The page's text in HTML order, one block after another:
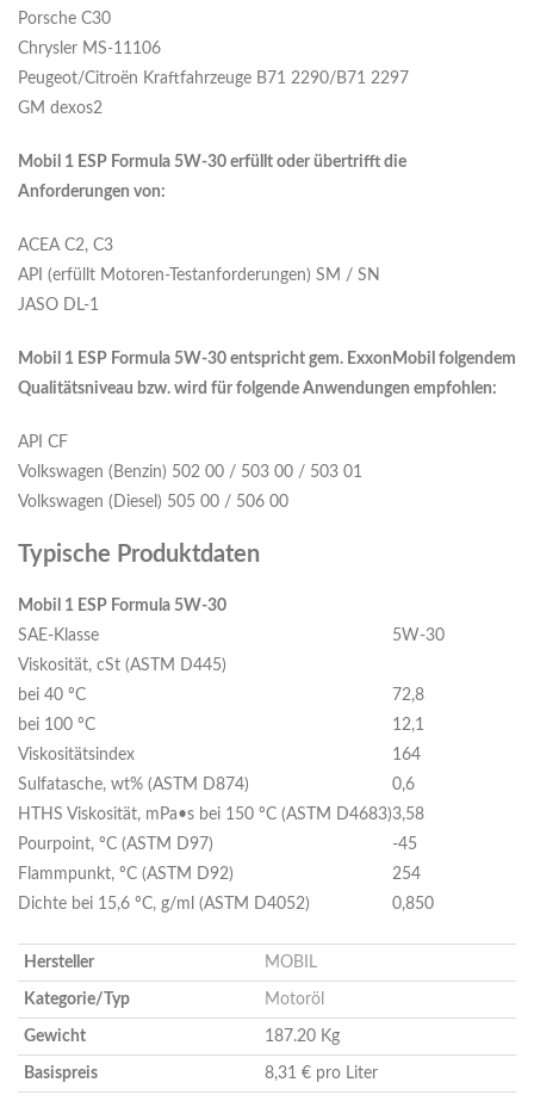
Porsche C30
Chrysler MS-11106
Peugeot/Citroën Kraftfahrzeuge B71 2290/B71 2297
GM dexos2
Mobil 1 ESP Formula 5W-30 erfüllt oder übertrifft die
Anforderungen von:
ACEA C2, C3
API (erfüllt Motoren-Testanforderungen) SM / SN
JASO DL-1
Mobil 1 ESP Formula 5W-30 entspricht gem. ExxonMobil folgendem
Qualitätsniveau bzw. wird für folgende Anwendungen empfohlen:
API CF
Volkswagen (Benzin) 502 00 / 503 00 / 503 01
Volkswagen (Diesel) 505 00 / 506 00
Typische Produktdaten
Mobil 1 ESP Formula 5W-30
SAE-Klasse
5W-30
Viskosität, cSt (ASTM D445)
bei 40 ºC
72,8
bei 100 ºC
12,1
Viskositätsindex
164
Sulfatasche, wt% (ASTM D874)
0,6
HTHS Viskosität, mPa•s bei 150 ºC (ASTM D4683)3,58
Pourpoint, ºC (ASTM D97)
-45
Flammpunkt, ºC (ASTM D92)
254
Dichte bei 15,6 ºC, g/ml (ASTM D4052)
0,850
Hersteller MOBIL
Kategorie/Typ Motoröl
Gewicht 187.20 Kg
Basispreis 8,31 € pro Liter